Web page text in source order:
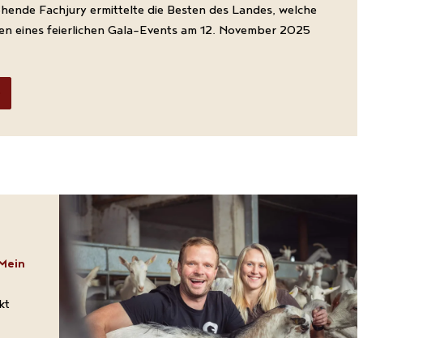
Fachjury ermittelte die Besten des Landes, welche
eines feierlichen Gala-Events am 12. November 2025